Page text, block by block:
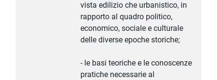
vista edilizio che urbanistico, in
rapporto al quadro politico,
economico, sociale e culturale
delle diverse epoche storiche;
- le basi teoriche e le conoscenze
pratiche necessarie al